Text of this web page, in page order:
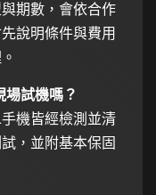
期數，會依合作
說明條件與費用
場試機嗎？
機皆經檢測並清
，並附基本保固